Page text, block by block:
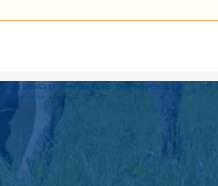
West-WebWorld - Mentions légales- Données personnelles
Verrières-en-Anjou